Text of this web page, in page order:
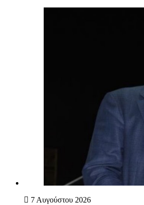
7 Αυγούστου 2026